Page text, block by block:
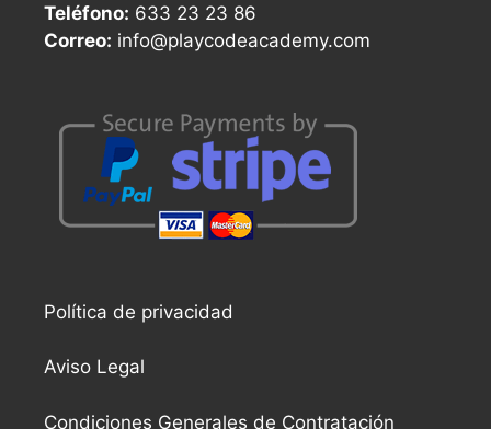
Teléfono: 633 23 23 86
Correo: info@playcodeacademy.com
Política de privacidad
Aviso Legal
Condiciones Generales de Contratación